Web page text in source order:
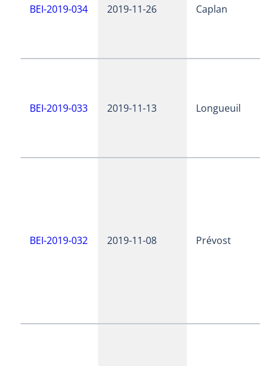
BEI-2019-034 2019-11-26 Caplan
BEI-2019-033 2019-11-13 Longueuil
BEI-2019-032 2019-11-08 Prévost